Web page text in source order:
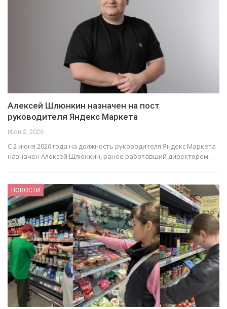
Алексей Шлюнкин назначен на пост
руководителя Яндекс Маркета
Июн 2, 2026
С 2 июня 2026 года на должность руководителя Яндекс Маркета
назначен Алексей Шлюнкин, ранее работавший директором…
НОВОСТИ